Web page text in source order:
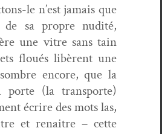
le n’est jamais que
de sa pro­pre nudité,
une vit­re sans tain
floués libèrent une
encore, que la
(la trans­porte)
écrire des mots las,
et renaitre – cette